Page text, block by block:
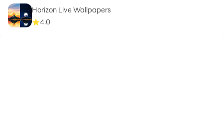
Horizon Live Wallpapers
4.0